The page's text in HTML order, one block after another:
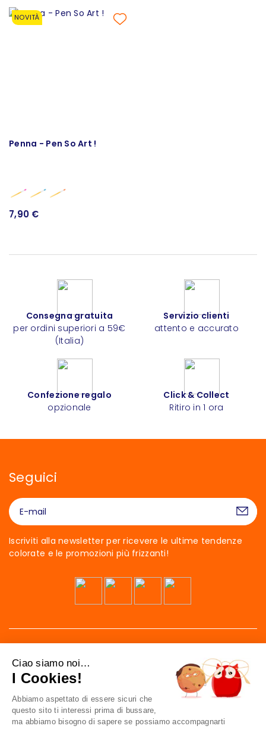
NOVITÀ
Penna - Pen So Art !
7,90 €
Consegna gratuita
per ordini superiori a 59€
(Italia)
Servizio clienti
attento e accurato
Confezione regalo
opzionale
Click & Collect
Ritiro in 1 ora
Seguici
Iscriviti alla newsletter per ricevere le ultime tendenze
colorate e le promozioni più frizzanti!
41 av. de l’agent Sarre
92700 Colombes
Ciao siamo noi…
I Cookies!
Abbiamo aspettato di essere sicuri che
questo sito ti interessi prima di bussare,
ma abbiamo bisogno di sapere se possiamo accompagnarti